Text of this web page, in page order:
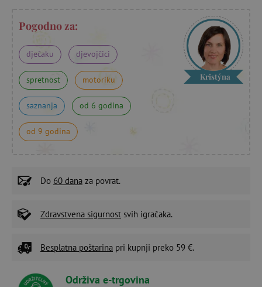
Pogodno za:
dječaku djevojčici
spretnost motoriku
saznanja od 6 godina
od 9 godina
Kristýna
Do 60 dana za povrat.
Zdravstvena sigurnost svih igračaka.
Besplatna poštarina pri kupnji preko 59 €.
Održiva e-trgovina